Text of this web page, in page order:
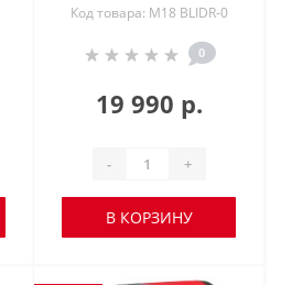
Код товара: M18 BLIDR-0
0
19 990 р.
- +
В КОРЗИНУ